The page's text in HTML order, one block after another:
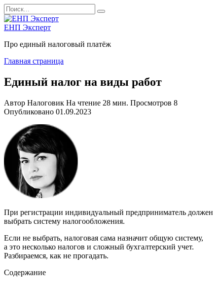
Перейти
к
содержанию
Search
for:
ЕНП Эксперт
Про единый налоговый платёж
Главная страница
Единый налог на виды работ
Автор Налоговик На чтение 28 мин. Просмотров 8
Опубликовано 01.09.2023
При регистрации индивидуальный предприниматель должен
выбрать систему налогообложения.
Если не выбрать, налоговая сама назначит общую систему,
а это несколько налогов и сложный бухгалтерский учет.
Разбираемся, как не прогадать.
Содержание